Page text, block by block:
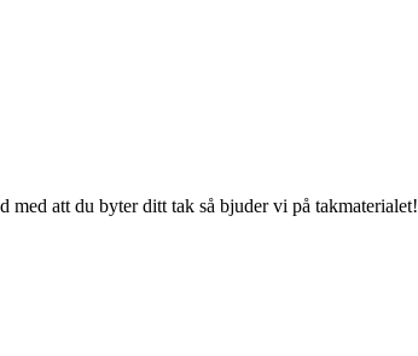
att du byter ditt tak så bjuder vi på takmaterialet!